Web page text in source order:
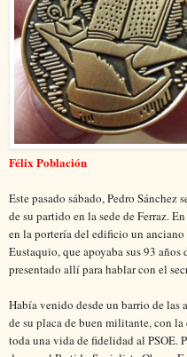
Félix Población
Este pasado sábado, Pedro
de su partido en la sede de Ferraz.
en la portería del edificio un
Eustaquio, que apoyaba sus 93 años
presentado allí para hablar con el
Había venido desde un barrio de las
de su placa de buen militante, con
toda una vida de fidelidad al PSOE.